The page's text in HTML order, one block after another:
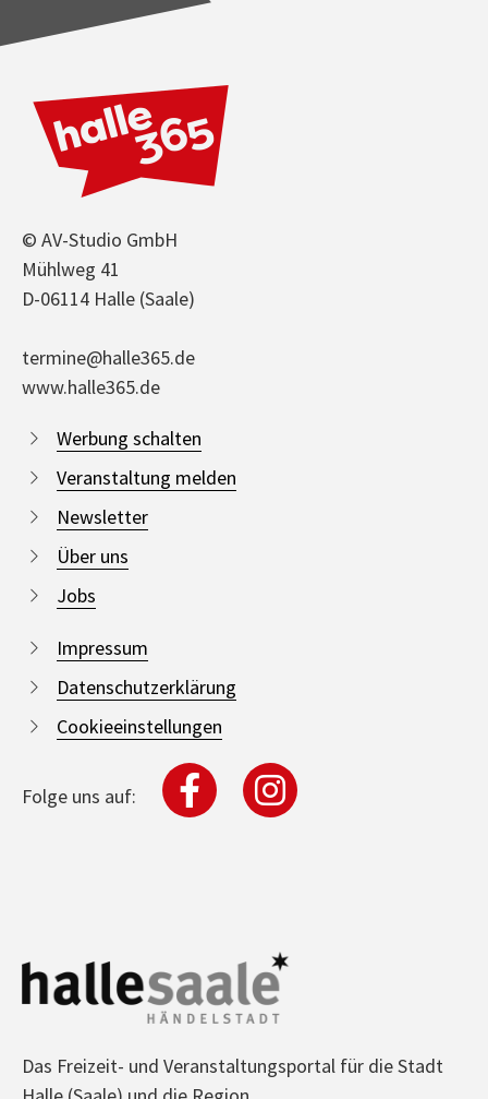
© AV-Studio GmbH
Mühlweg 41
D-06114 Halle (Saale)
termine@halle365.de
www.halle365.de
Werbung schalten
Veranstaltung melden
Newsletter
Über uns
Jobs
Impressum
Datenschutzerklärung
Cookieeinstellungen
Folge uns auf:
Das Freizeit- und Veranstaltungsportal für die Stadt